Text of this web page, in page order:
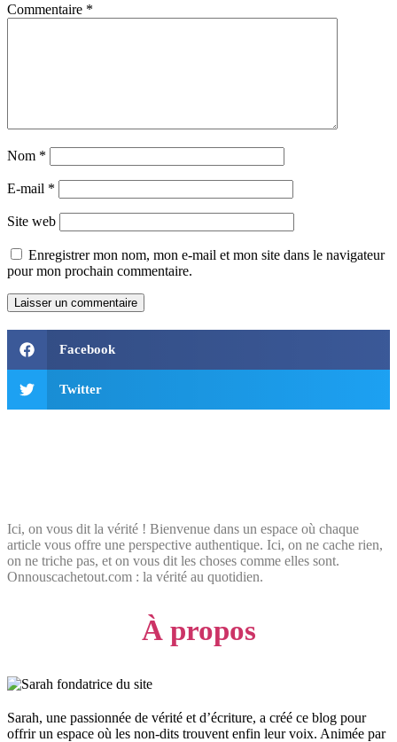
Commentaire *
Nom *
E-mail *
Site web
Enregistrer mon nom, mon e-mail et mon site dans le navigateur
pour mon prochain commentaire.
Facebook
Twitter
Ici, on vous dit la vérité ! Bienvenue dans un espace où chaque
article vous offre une perspective authentique. Ici, on ne cache rien,
on ne triche pas, et on vous dit les choses comme elles sont.
Onnouscachetout.com : la vérité au quotidien.
À propos
Sarah, une passionnée de vérité et d’écriture, a créé ce blog pour
offrir un espace où les non-dits trouvent enfin leur voix. Animée par